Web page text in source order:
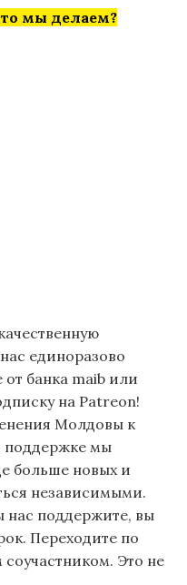
мы делаем?
единоразово
банка maib или
на Patreon!
Молдовы к
поддержке мы
больше новых и
независимыми.
нас поддержите, вы
Переходите по
Это не